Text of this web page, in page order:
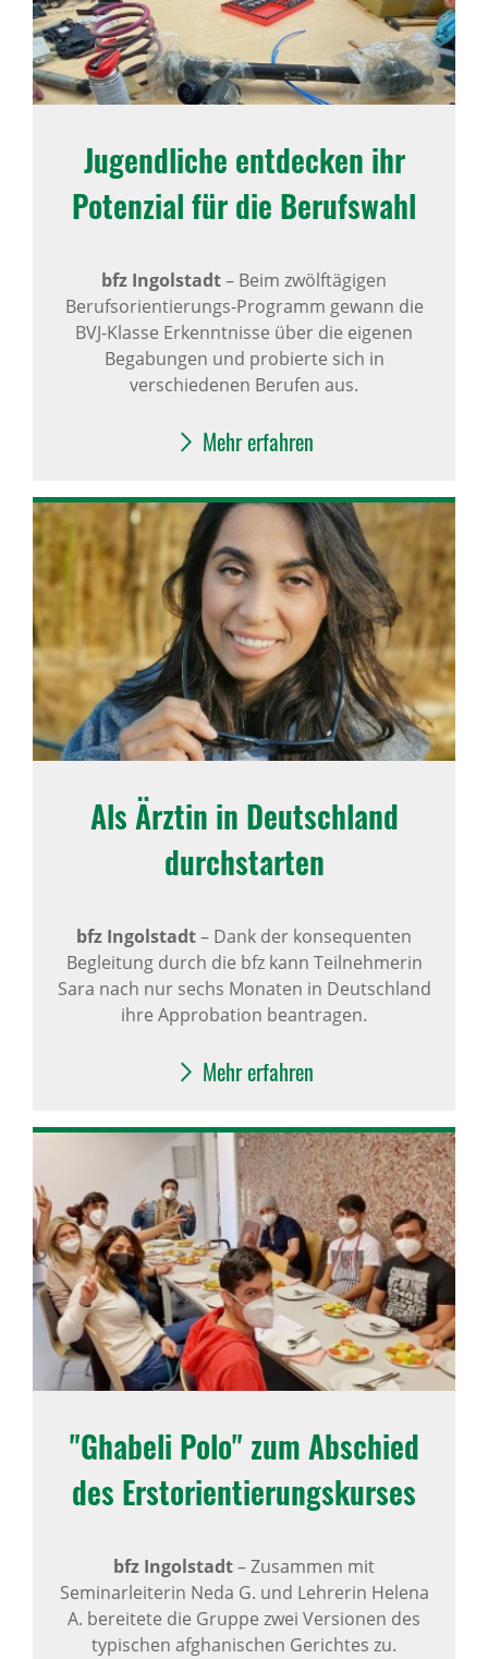
Jugend­liche entde­cken ihr
Poten­zial für die Berufs­wahl
bfz Ingolstadt– Beim zwölftägigen
Berufsorientierungs-Programm gewann die
BVJ-Klasse Erkenntnisse über die eigenen
Begabungen und probierte sich in
verschiedenen Berufen aus.
Mehr erfahren
Als Ärztin in Deutsch­land
durch­starten
bfz Ingolstadt– Dank der konsequenten
Begleitung durch die bfz kann Teilnehmerin
Sara nach nur sechs Monaten in Deutschland
ihre Approbation beantragen.
Mehr erfahren
"Ghabeli Polo" zum Abschied
des Erst­ori­en­tie­rungs­kurses
bfz Ingolstadt–Zusammen mit
Seminarleiterin Neda G. und Lehrerin Helena
A. bereitete die Gruppe zwei Versionen des
typischen afghanischen Gerichtes zu.